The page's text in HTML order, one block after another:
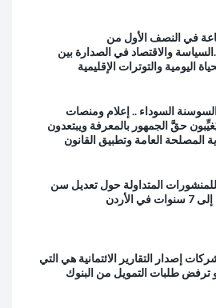
إشاعة في النصف الأول من
والاقتصاد في الصدارة بين
اليومية والتوترات الإقليمية
السوداء .. إعلام ومنصات
حقَّ الجمهور بالمعرفة ويبتعدون
المصلحة العامة وتطبيق القانون
المتداولة حول تعديل سن
الأردن
إصدار التقارير الائتمانية هي التي
ترفض طلبات التمويل من البنوك